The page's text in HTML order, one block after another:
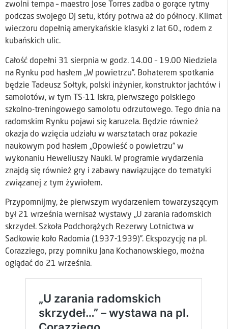
zwolni tempa – maestro Jose Torres zadba o gorące rytmy
podczas swojego DJ setu, który potrwa aż do północy. Klimat
wieczoru dopełnią amerykańskie klasyki z lat 60., rodem z
kubańskich ulic.
Całość dopełni 31 sierpnia w godz. 14.00 – 19.00 Niedziela
na Rynku pod hasłem „W powietrzu”. Bohaterem spotkania
będzie Tadeusz Sołtyk, polski inżynier, konstruktor jachtów i
samolotów, w tym TS-11 Iskra, pierwszego polskiego
szkolno-treningowego samolotu odrzutowego. Tego dnia na
radomskim Rynku pojawi się karuzela. Będzie również
okazja do wzięcia udziału w warsztatach oraz pokazie
naukowym pod hasłem „Opowieść o powietrzu” w
wykonaniu Heweliuszy Nauki. W programie wydarzenia
znajdą się również gry i zabawy nawiązujące do tematyki
związanej z tym żywiołem.
Przypomnijmy, że pierwszym wydarzeniem towarzyszącym
był 21 września wernisaż wystawy „U zarania radomskich
skrzydeł. Szkoła Podchorążych Rezerwy Lotnictwa w
Sadkowie koło Radomia (1937-1939)”. Ekspozycję na pl.
Corazziego, przy pomniku Jana Kochanowskiego, można
oglądać do 21 września.